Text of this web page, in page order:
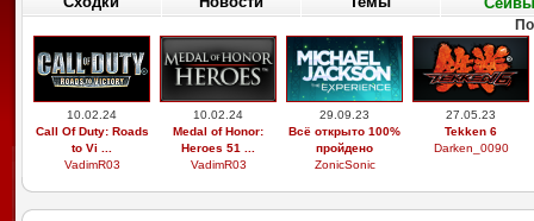
10.02.24
Call Of Duty: Roads
to Vi ...
VadimR03
10.02.24
Medal of Honor:
Heroes 51 ...
VadimR03
29.09.23
Всё открыто 100%
пройдено
ZonicSonic
27.05.23
Tekken 6
Darken_0090